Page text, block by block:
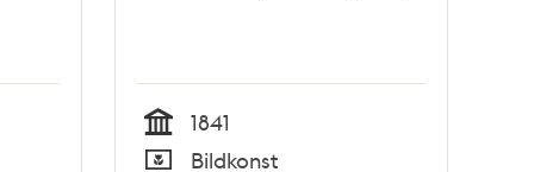
Tid
1841
Bildkonst